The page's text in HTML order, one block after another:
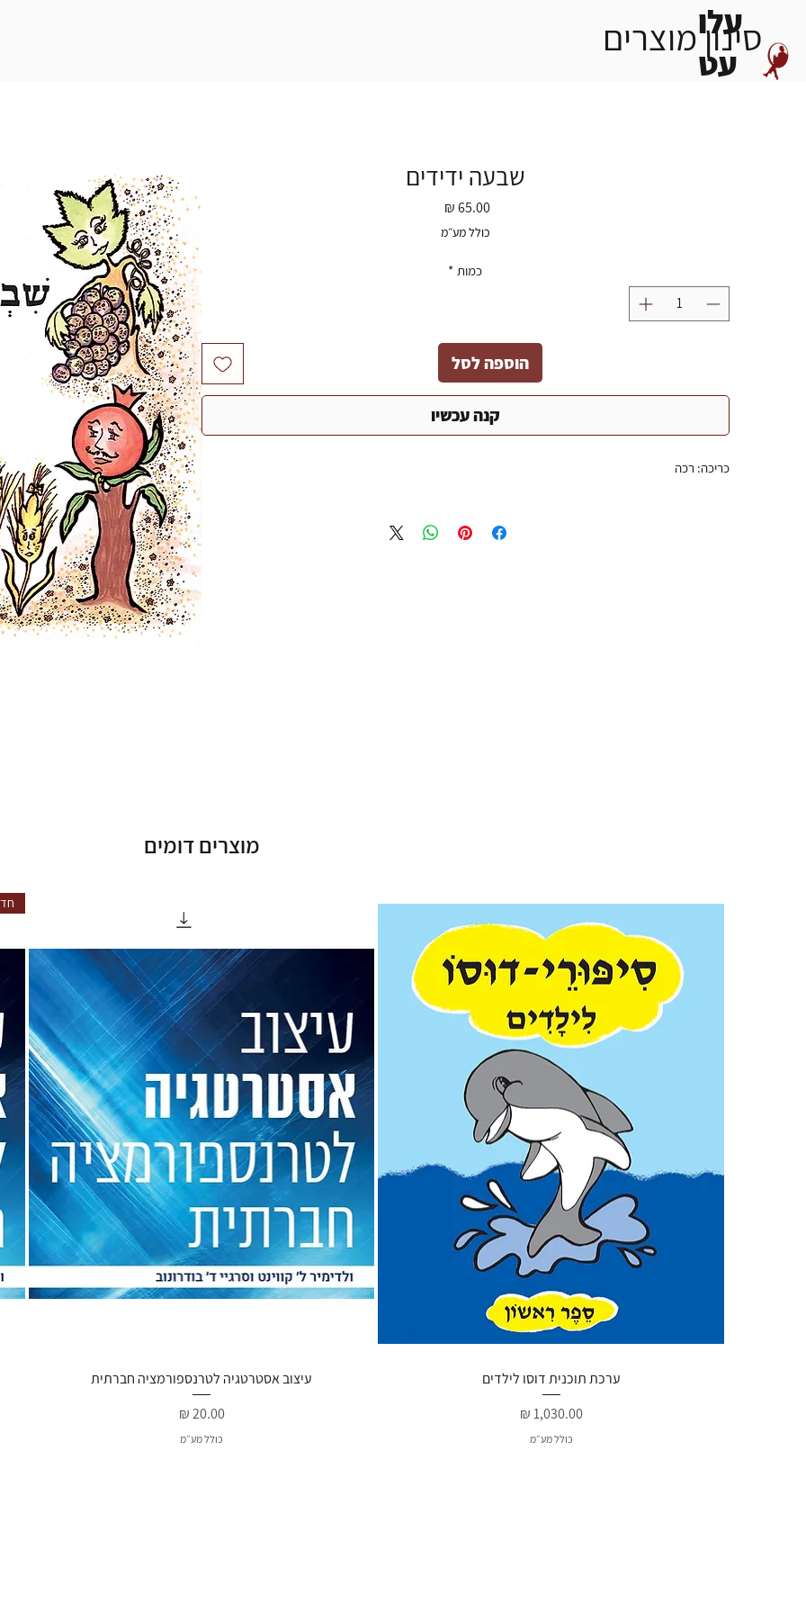
עלו
עט
סינון מוצרים
שבעה ידידים
מחיר
כולל מע״מ
כמות *
הוספה לסל
קנה עכשיו
כריכה: רכה
מוצרים דומים
תצוגה מהירה
ערכת תוכנית דוסו לילדים
מחיר‏1,030.00 ‏₪
כולל מע״מ
תצוגה מהירה
עיצוב אסטרטגיה לטרנספורמציה חברתית
מחיר‏20.00 ‏₪
כולל מע״מ